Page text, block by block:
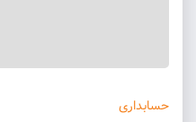
حسابداری